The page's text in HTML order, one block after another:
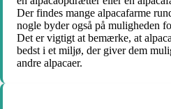
Der findes mange alpacafarme
nogle byder også på muligheden
Det er vigtigt at bemærke, at
bedst i et miljø, der giver dem
andre alpacaer.